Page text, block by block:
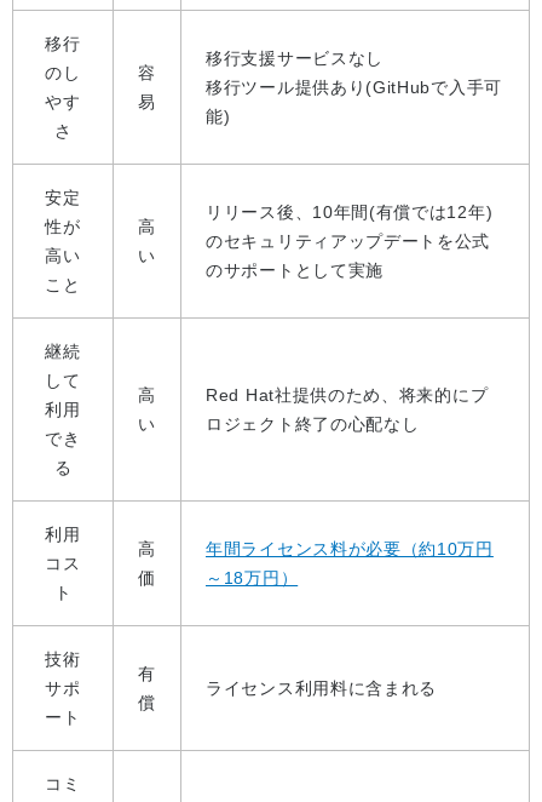
移行
のし
やす
さ
容
易
移行支援サービスなし
移行ツール提供あり(GitHubで入手可
能)
安定
性が
高い
こと
高
い
リリース後、10年間(有償では12年)
のセキュリティアップデートを公式
のサポートとして実施
継続
して
利用
でき
る
高
い
Red Hat社提供のため、将来的にプ
ロジェクト終了の心配なし
利用
コス
ト
高
価
年間ライセンス料が必要（約10万円
～18万円）
技術
サポ
ート
有
償
ライセンス利用料に含まれる
コミ